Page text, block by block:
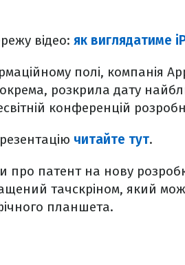
відео: як виглядатиме
полі, компанія
розкрила дату
конференцій
читайте тут.
про патент на нову
тачскріном, який
планшета.